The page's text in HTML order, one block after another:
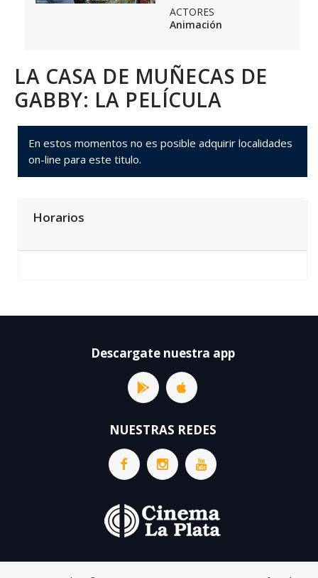
ACTORES
Animación
LA CASA DE MUÑECAS DE
GABBY: LA PELÍCULA
En estos momentos no es posible adquirir localidades
on-line para este titulo.
Horarios
Descargate nuestra app
NUESTRAS REDES